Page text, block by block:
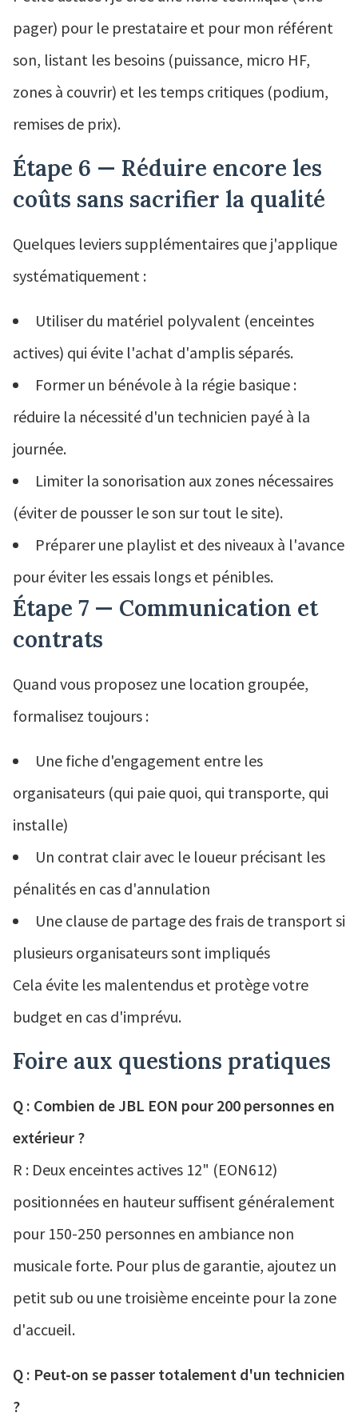
pager) pour le prestataire et pour mon référent
son, listant les besoins (puissance, micro HF,
zones à couvrir) et les temps critiques (podium,
remises de prix).
Étape 6 — Réduire encore les
coûts sans sacrifier la qualité
Quelques leviers supplémentaires que j'applique
systématiquement :
Utiliser du matériel polyvalent (enceintes
actives) qui évite l'achat d'amplis séparés.
Former un bénévole à la régie basique :
réduire la nécessité d'un technicien payé à la
journée.
Limiter la sonorisation aux zones nécessaires
(éviter de pousser le son sur tout le site).
Préparer une playlist et des niveaux à l'avance
pour éviter les essais longs et pénibles.
Étape 7 — Communication et
contrats
Quand vous proposez une location groupée,
formalisez toujours :
Une fiche d'engagement entre les
organisateurs (qui paie quoi, qui transporte, qui
installe)
Un contrat clair avec le loueur précisant les
pénalités en cas d'annulation
Une clause de partage des frais de transport si
plusieurs organisateurs sont impliqués
Cela évite les malentendus et protège votre
budget en cas d'imprévu.
Foire aux questions pratiques
Q : Combien de JBL EON pour 200 personnes en
extérieur ?
R : Deux enceintes actives 12" (EON612)
positionnées en hauteur suffisent généralement
pour 150-250 personnes en ambiance non
musicale forte. Pour plus de garantie, ajoutez un
petit sub ou une troisième enceinte pour la zone
d'accueil.
Q : Peut-on se passer totalement d'un technicien
?